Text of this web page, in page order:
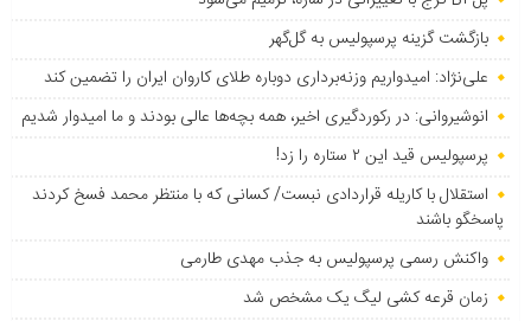
بازگشت گزینه پرسپولیس به ‌گل‌گهر
علی‌نژاد: امیدواریم وزنه‌برداری دوباره طلای کاروان ایران را تضمین کند
انوشیروانی: در رکوردگیری اخیر، همه بچه‌ها عالی بودند و ما امیدوار شدیم
پرسپولیس قید این ۲ ستاره را زد!
استقلال با کاریله قراردادی نبست/ کسانی که با منتظر محمد فسخ کردند
پاسخگو باشند
واکنش رسمی پرسپولیس به جذب مهدی طارمی
زمان قرعه کشی لیگ یک مشخص شد